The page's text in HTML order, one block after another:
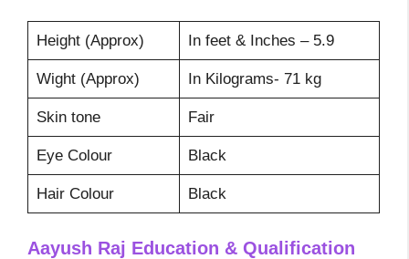
Height (Approx) In feet & Inches – 5.9
Wight (Approx) In Kilograms- 71 kg
Skin tone Fair
Eye Colour Black
Hair Colour Black
Aayush Raj Education & Qualification